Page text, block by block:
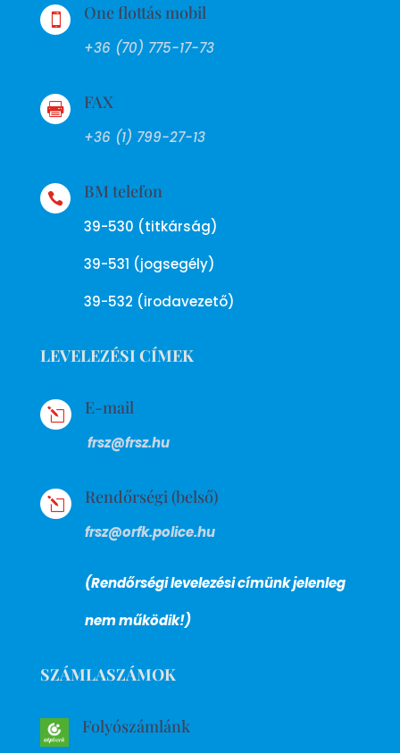
 One flottás mobil
+36 (70) 775-17-73
 FAX
+36 (1) 799-27-13
 BM telefon
39-530 (titkárság)
39-531 (jogsegély)
39-532 (irodavezető)
LEVELEZÉSI CÍMEK
l E-mail
frsz@frsz.hu
l Rendőrségi (belső)
frsz@orfk.police.hu
(Rendőrségi levelezési címünk jelenleg
nem működik!)
SZÁMLASZÁMOK
Folyószámlánk